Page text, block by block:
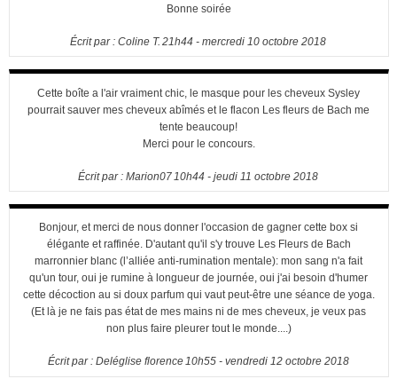
Bonne soirée
Écrit par :Coline T. 21h44 -mercredi 10 octobre 2018
Cette boîte a l'air vraiment chic, le masque pour les cheveux Sysley
pourrait sauver mes cheveux abîmés et le flacon Les fleurs de Bach me
tente beaucoup!
Merci pour le concours.
Écrit par :Marion07 10h44 -jeudi 11 octobre 2018
Bonjour, et merci de nous donner l'occasion de gagner cette box si
élégante et raffinée. D'autant qu'il s'y trouve Les Fleurs de Bach
marronnier blanc (l’alliée anti-rumination mentale): mon sang n'a fait
qu'un tour, oui je rumine à longueur de journée, oui j'ai besoin d'humer
cette décoction au si doux parfum qui vaut peut-être une séance de yoga.
(Et là je ne fais pas état de mes mains ni de mes cheveux, je veux pas
non plus faire pleurer tout le monde....)
Écrit par : Deléglise florence10h55- vendredi 12 octobre 2018